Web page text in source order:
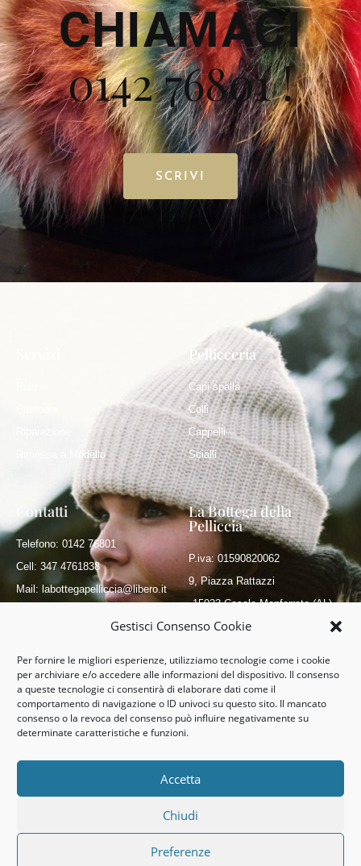
Gestisci Consenso Cookie
Per fornire le migliori esperienze, utilizziamo tecnologie come i cookie
per archiviare e/o accedere alle informazioni del dispositivo. Il consenso
a queste tecnologie ci consentirà di elaborare dati come il
comportamento di navigazione o ID univoci su questo sito. Il mancato
consenso o la revoca del consenso può influire negativamente su
determinate caratteristiche e funzioni.
Accetta
Chiudi
Preferenze
CHIAMACI
0142 76801 !
SCRIVI
Rimessa a Modello
Pellicceria
Capi spalla
Colli
Cappelli
Scialli
Contatti
Telefono: 0142 76801
Cell: 347 4761838
Mail: labottegapelliccia@libero.it
La Bottega della
Pelliccia
P.iva: 01590820062
9, Piazza Rattazzi
15033 Casale Monferrato (AL)
Privacy Policy
Seguici
© All rights reserved La Bottega della Pelliccia